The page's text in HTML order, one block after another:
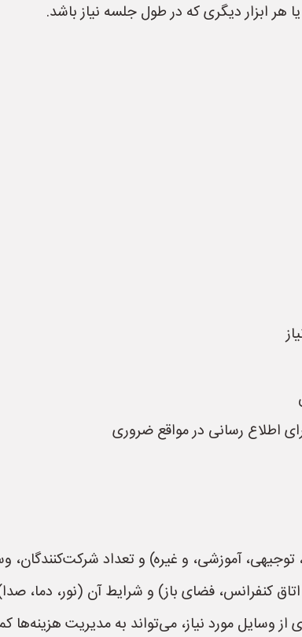
اطلاع رسانی در مواقع ضروری
آموزشی، و غیره) و تعداد شرکت‌کنندگان،
کنفرانس، فضای باز) و شرایط آن (نور، دما،
وسایل مورد نیاز، می‌تواند به مدیریت هزینه‌ها